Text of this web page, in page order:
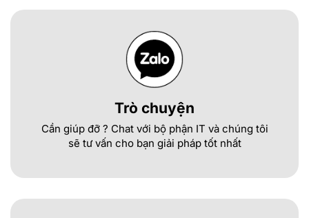
Trò chuyện
Cần giúp đỡ ? Chat với bộ phận IT và chúng tôi
sẽ tư vấn cho bạn giải pháp tốt nhất